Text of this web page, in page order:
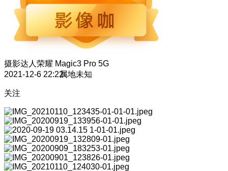
摄影达人 荣耀 Magic3 Pro 5G
2021-12-6 22:22属地未知
关注